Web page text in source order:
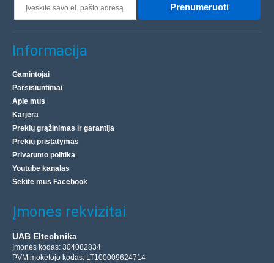
Ventiliatorius 12V 40x40x10mm skirtas ROCKPro64
Ventiliatorius, kurio įėjimo įtampa 12 V, srovės
montuoti ant ROCKPro64 radiatoriaus.Specifikacijos:Įėj..
Prenumeruoti
Informacija
Gamintojai
Parsisiuntimai
Apie mus
Karjera
Prekių grąžinimas ir garantija
Prekių pristatymas
Privatumo politika
Youtube kanalas
Sekite mus Facebook
Įmonės rekvizitai
UAB Eltechnika
Įmonės kodas: 304082834
PVM mokėtojo kodas: LT100009624714